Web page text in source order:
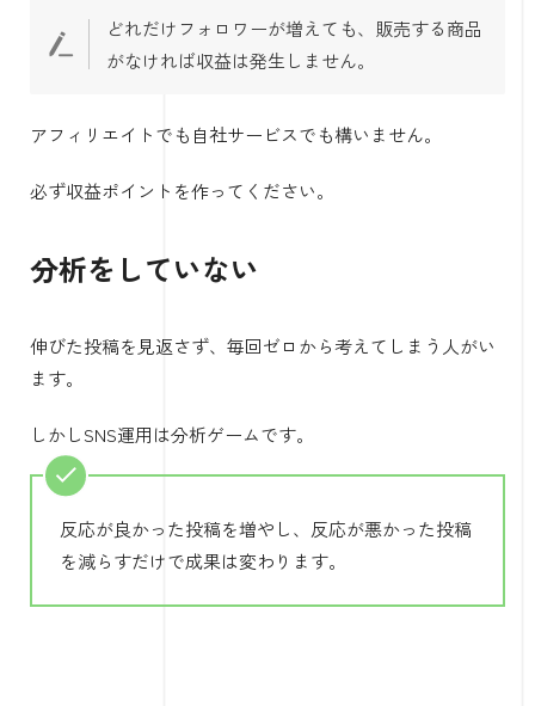
どれだけフォロワーが増えても、販売する商品
がなければ収益は発生しません。
アフィリエイトでも自社サービスでも構いません。
必ず収益ポイントを作ってください。
分析をしていない
伸びた投稿を見返さず、毎回ゼロから考えてしまう人がい
ます。
しかしSNS運用は分析ゲームです。
反応が良かった投稿を増やし、反応が悪かった投稿
を減らすだけで成果は変わります。